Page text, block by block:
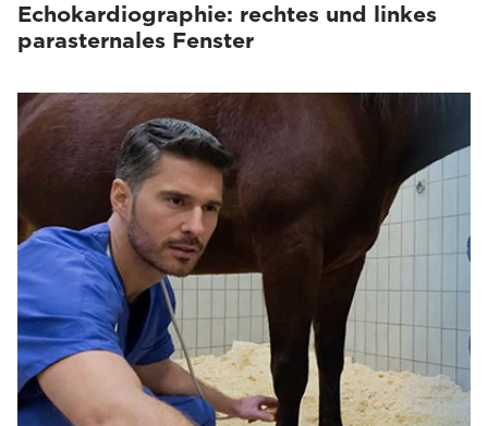
Echokardiographie: rechtes und linkes
parasternales Fenster